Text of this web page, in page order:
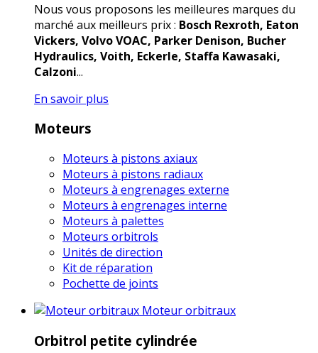
Nous vous proposons les meilleures marques du
marché aux meilleurs prix : Bosch Rexroth, Eaton
Vickers, Volvo VOAC, Parker Denison, Bucher
Hydraulics, Voith, Eckerle, Staffa Kawasaki,
Calzoni...
En savoir plus
Moteurs
Moteurs à pistons axiaux
Moteurs à pistons radiaux
Moteurs à engrenages externe
Moteurs à engrenages interne
Moteurs à palettes
Moteurs orbitrols
Unités de direction
Kit de réparation
Pochette de joints
Moteur orbitraux
Orbitrol petite cylindrée